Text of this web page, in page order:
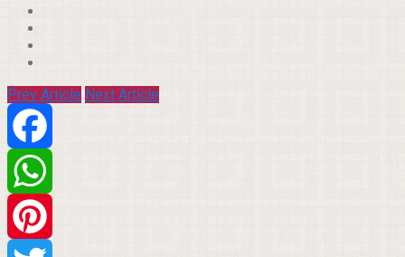
Prev Article Next Article
Facebook
WhatsApp